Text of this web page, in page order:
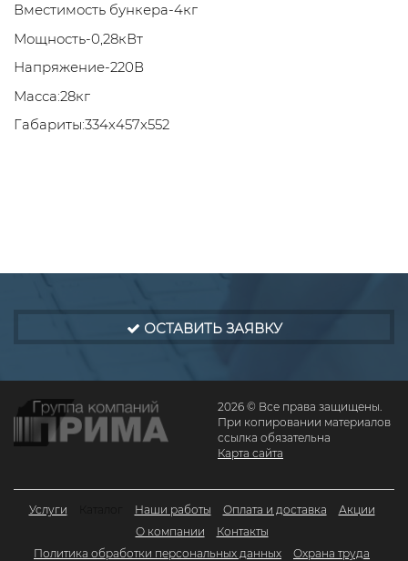
Вместимость бункера-4кг
Мощность-0,28кВт
Напряжение-220В
Масса:28кг
Габариты:334x457x552
ОСТАВИТЬ ЗАЯВКУ
2026 © Все права защищены.
При копировании материалов
ссылка обязательна
Карта сайта
Услуги Наши работы Оплата и доставка
Акции
О компании
Контакты
Политика обработки персональных данных
Охрана труда